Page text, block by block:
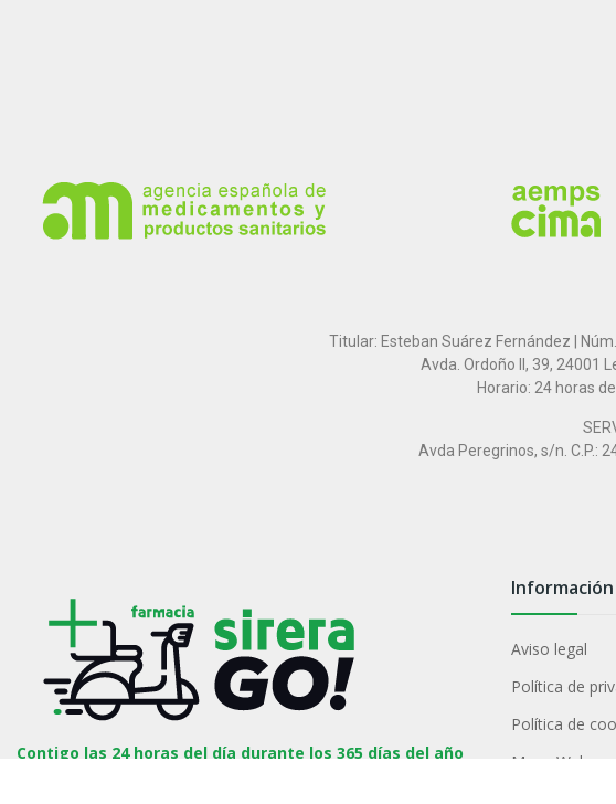
Titular: Esteban Suárez Fernández |
Avda. Ordoño II, 39, 24001
Horario: 24 horas
Avda Peregrinos, s/n. C.P.:
Contigo las 24 horas del día durante los 365 días del año
Información
Aviso legal
Política de
Política de
Mapa Web